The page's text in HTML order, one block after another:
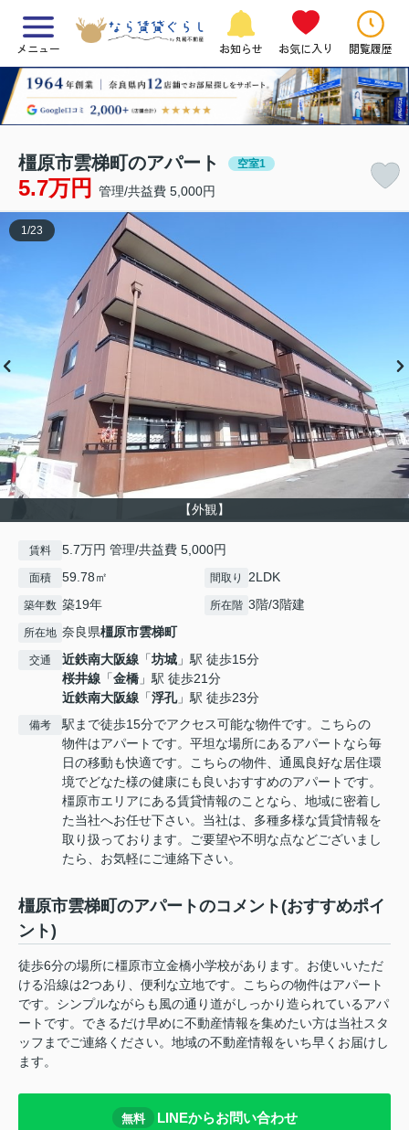
メニュー お知らせ お気に入り 閲覧履歴
橿原市雲梯町のアパート 空室1
5.7万円 管理/共益費 5,000円
【外観】
1/23
賃料 5.7万円 管理/共益費 5,000円
面積 59.78㎡ 間取り 2LDK
築年数 築19年 所在階 3階/3階建
所在地 奈良県橿原市雲梯町
交通 近鉄南大阪線 「坊城 」駅 徒歩15分
桜井線 「金橋 」駅 徒歩21分
近鉄南大阪線 「浮孔」駅 徒歩23分
備考
駅まで徒歩15分でアクセス可能な物件です。こちらの
物件はアパートです。平坦な場所にあるアパートなら毎
日の移動も快適です。こちらの物件、通風良好な居住環
境でどなた様の健康にも良いおすすめのアパートです。
橿原市エリアにある賃貸情報のことなら、地域に密着し
た当社へお任せ下さい。当社は、多種多様な賃貸情報を
取り扱っております。ご要望や不明な点などございまし
たら、お気軽にご連絡下さい。
橿原市雲梯町のアパートのコメント(おすすめポイ
ント)
徒歩6分の場所に橿原市立金橋小学校があります。お使いいただ
ける沿線は2つあり、便利な立地です。こちらの物件はアパート
です。シンプルながらも風の通り道がしっかり造られているアパ
ートです。できるだけ早めに不動産情報を集めたい方は当社スタ
ッフまでご連絡ください。地域の不動産情報をいち早くお届けし
ます。
無料 LINEからお問い合わせ